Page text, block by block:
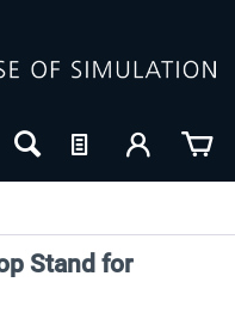
Stand for